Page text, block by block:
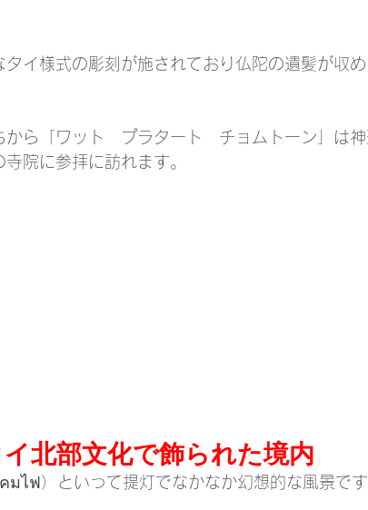
イ様式の彫刻が施されており仏陀の遺髪が収
ら「ワット　プラタート　チョムトーン」は
院に参拝に訪れます。
北部文化で飾られた境内
มไฟ）といって提灯でなかなか幻想的な風景で